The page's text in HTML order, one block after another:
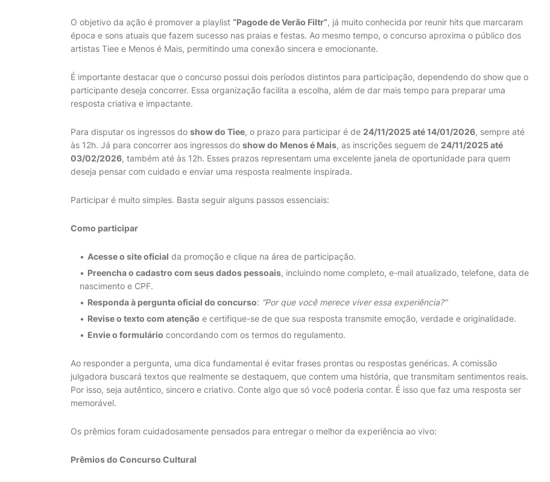
O objetivo da ação é promover a playlist “Pagode de Verão Filtr”, já muito conhecida por reunir hits que marcaram
época e sons atuais que fazem sucesso nas praias e festas. Ao mesmo tempo, o concurso aproxima o público dos
artistas Tiee e Menos é Mais, permitindo uma conexão sincera e emocionante.
É importante destacar que o concurso possui dois períodos distintos para participação, dependendo do show que o
participante deseja concorrer. Essa organização facilita a escolha, além de dar mais tempo para preparar uma
resposta criativa e impactante.
Para disputar os ingressos do show do Tiee, o prazo para participar é de 24/11/2025 até 14/01/2026, sempre até
às 12h. Já para concorrer aos ingressos do show do Menos é Mais, as inscrições seguem de 24/11/2025 até
03/02/2026, também até às 12h. Esses prazos representam uma excelente janela de oportunidade para quem
deseja pensar com cuidado e enviar uma resposta realmente inspirada.
Participar é muito simples. Basta seguir alguns passos essenciais:
Como participar
Acesse o site oficial da promoção e clique na área de participação.
Preencha o cadastro com seus dados pessoais, incluindo nome completo, e-mail atualizado, telefone, data de
nascimento e CPF.
Responda à pergunta oficial do concurso: “Por que você merece viver essa experiência?”
Revise o texto com atenção e certifique-se de que sua resposta transmite emoção, verdade e originalidade.
Envie o formulário concordando com os termos do regulamento.
Ao responder a pergunta, uma dica fundamental é evitar frases prontas ou respostas genéricas. A comissão
julgadora buscará textos que realmente se destaquem, que contem uma história, que transmitam sentimentos reais.
Por isso, seja autêntico, sincero e criativo. Conte algo que só você poderia contar. É isso que faz uma resposta ser
memorável.
Os prêmios foram cuidadosamente pensados para entregar o melhor da experiência ao vivo:
Prêmios do Concurso Cultural